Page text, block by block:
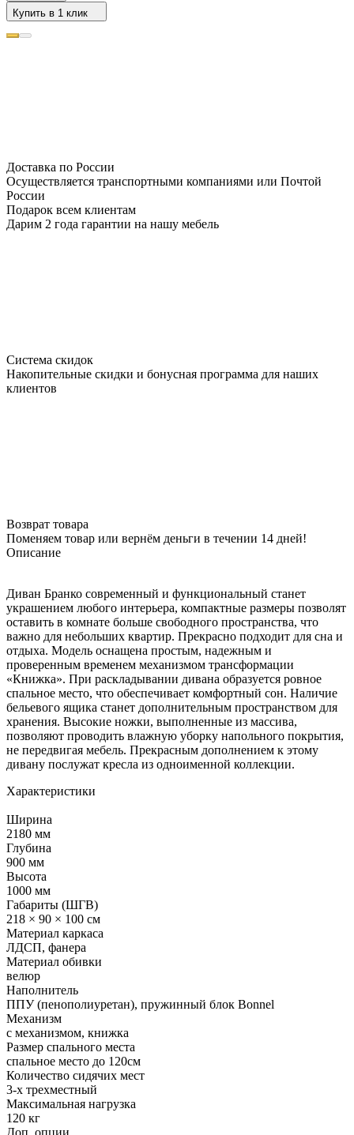
Купить в 1 клик
Доставка по России
Осуществляется транспортными компаниями или Почтой
России
Подарок всем клиентам
Дарим 2 года гарантии на нашу мебель
Система скидок
Накопительные скидки и бонусная программа для наших
клиентов
Возврат товара
Поменяем товар или вернём деньги в течении 14 дней!
Описание
Диван Бранко современный и функциональный станет
украшением любого интерьера, компактные размеры позволят
оставить в комнате больше свободного пространства, что
важно для небольших квартир. Прекрасно подходит для сна и
отдыха. Модель оснащена простым, надежным и
проверенным временем механизмом трансформации
«Книжка». При раскладывании дивана образуется ровное
спальное место, что обеспечивает комфортный сон. Наличие
бельевого ящика станет дополнительным пространством для
хранения. Высокие ножки, выполненные из массива,
позволяют проводить влажную уборку напольного покрытия,
не передвигая мебель. Прекрасным дополнением к этому
дивану послужат кресла из одноименной коллекции.
Характеристики
Ширина
2180 мм
Глубина
900 мм
Высота
1000 мм
Габариты (ШГВ)
218 × 90 × 100 см
Материал каркаса
ЛДСП, фанера
Материал обивки
велюр
Наполнитель
ППУ (пенополиуретан), пружинный блок Bonnel
Механизм
с механизмом, книжка
Размер спального места
спальное место до 120см
Количество сидячих мест
3-x трехместный
Максимальная нагрузка
120 кг
Доп. опции